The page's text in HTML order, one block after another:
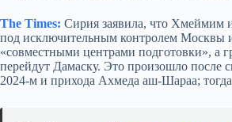
The Times: Сирия заявила, что Хмеймим
под исключительным контролем Москвы
«совместными центрами подготовки», а
перейдут Дамаску. Это произошло после
2024-м и прихода Ахмеда аш-Шараа;